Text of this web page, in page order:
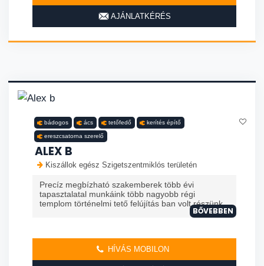
AJÁNLATKÉRÉS
bádogos ács tetőfedő kerítés építő
ereszcsatorna szerelő
ALEX B
Kiszállok egész Szigetszentmiklós területén
Precíz megbízható szakemberek több évi
tapasztalatal munkáink több nagyobb régi
templom történelmi tető felújítás ban volt részünk
BŐVEBBEN
HÍVÁS MOBILON